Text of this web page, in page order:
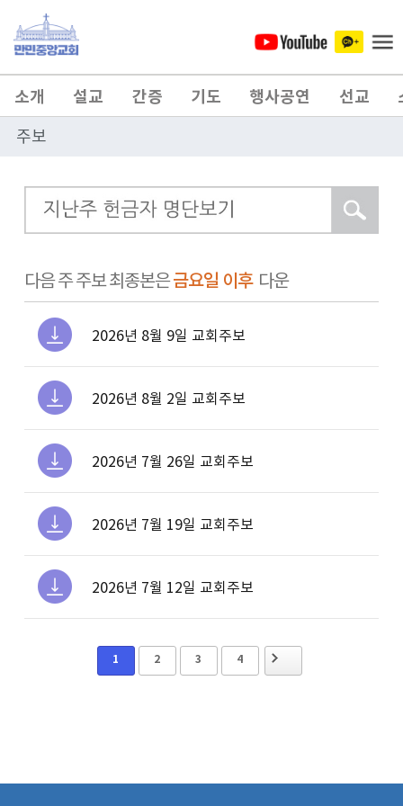
소개 설교 간증 기도 행사공연 선교
주보
다음 주 주보 최종본은금요일 이후다운
2026년 8월 9일 교회주보
2026년 8월 2일 교회주보
2026년 7월 26일 교회주보
2026년 7월 19일 교회주보
2026년 7월 12일 교회주보
1 2 3 4